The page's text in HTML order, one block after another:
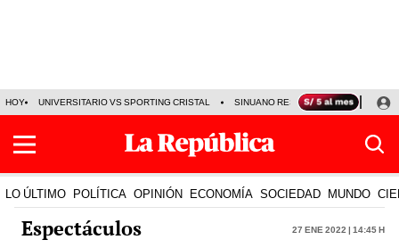
HOY UNIVERSITARIO VS SPORTING CRISTAL SINUANO RESULTADOS HOY
LO ÚLTIMO POLÍTICA OPINIÓN ECONOMÍA SOCIEDAD MUNDO
Espectáculos 27 Ene 2022 | 14:45 h